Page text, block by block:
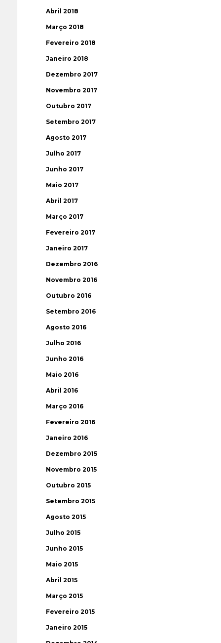
Abril 2018
Março 2018
Fevereiro 2018
Janeiro 2018
Dezembro 2017
Novembro 2017
Outubro 2017
Setembro 2017
Agosto 2017
Julho 2017
Junho 2017
Maio 2017
Abril 2017
Março 2017
Fevereiro 2017
Janeiro 2017
Dezembro 2016
Novembro 2016
Outubro 2016
Setembro 2016
Agosto 2016
Julho 2016
Junho 2016
Maio 2016
Abril 2016
Março 2016
Fevereiro 2016
Janeiro 2016
Dezembro 2015
Novembro 2015
Outubro 2015
Setembro 2015
Agosto 2015
Julho 2015
Junho 2015
Maio 2015
Abril 2015
Março 2015
Fevereiro 2015
Janeiro 2015